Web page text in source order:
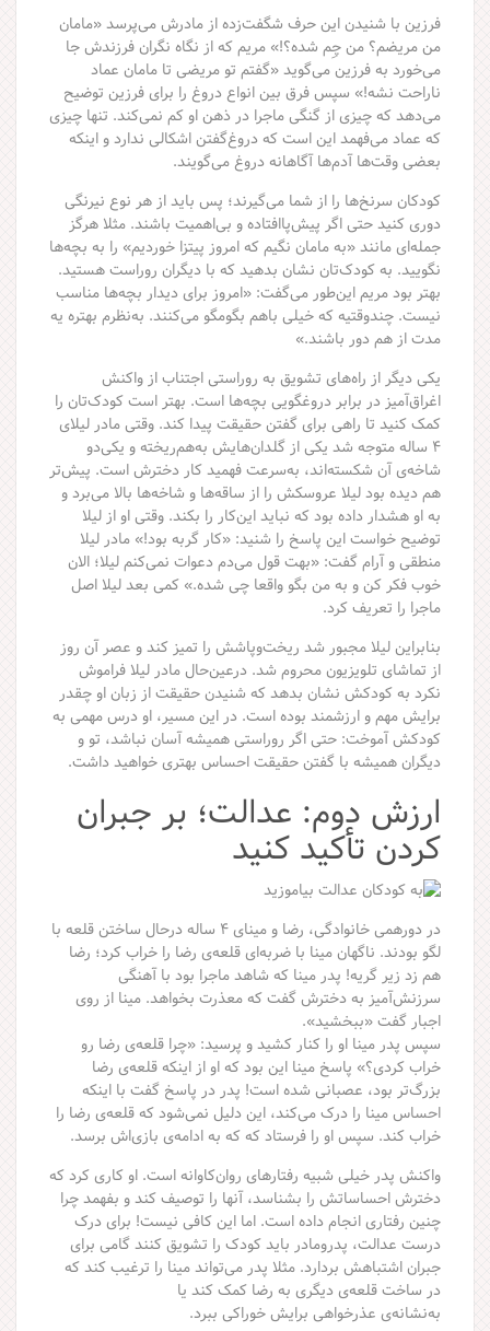
فرزین با شنیدن این حرف شگفت‌زده از مادرش می‌پرسد «مامان
من مریضم؟ من چِم شده؟!» مریم که از نگاه نگران فرزندش جا
می‌خورد به فرزین می‌گوید «گفتم تو مریضی تا مامان عماد
ناراحت نشه!» سپس فرق بین انواع دروغ را برای فرزین توضیح
می‌دهد که چیزی از گنگی ماجرا در ذهن او کم نمی‌کند. تنها چیزی
که عماد می‌فهمد این است که دروغ‌گفتن اشکالی ندارد و اینکه
بعضی وقت‌ها آدم‌ها آگاهانه دروغ می‌گویند.
کودکان سرنخ‌ها را از شما می‌گیرند؛ پس باید از هر نوع نیرنگی
دوری کنید حتی اگر پیش‌پاافتاده و بی‌اهمیت باشند. مثلا هرگز
جمله‌ای مانند «به مامان نگیم که امروز پیتزا خوردیم» را به بچه‌ها
نگویید. به کودک‌تان نشان بدهید که با دیگران روراست هستید.
بهتر بود مریم این‌طور می‌گفت: «امروز برای دیدار بچه‌ها مناسب
نیست. چندوقتیه که خیلی باهم بگومگو می‌کنند. به‌نظرم بهتره یه
مدت از هم دور باشند.»
یکی دیگر از راه‌های تشویق به روراستی اجتناب از واکنش
اغراق‌آمیز در برابر دروغگویی بچه‌ها است. بهتر است کودک‌تان را
کمک کنید تا راهی برای گفتن حقیقت پیدا کند. وقتی مادر لیلای
۴ ساله متوجه شد یکی از گلدان‌هایش به‌هم‌ریخته و یکی‌دو
شاخه‌ی آن شکسته‌اند، به‌سرعت فهمید کار دخترش است. پیش‌تر
هم دیده بود لیلا عروسکش را از ساقه‌ها و شاخه‌ها بالا می‌برد و
به او هشدار داده بود که نباید این‌کار را بکند. وقتی او از لیلا
توضیح خواست این پاسخ را شنید: «کار گربه بود!» مادر لیلا
منطقی و آرام گفت: «بهت قول می‌دم دعوات نمی‌کنم لیلا؛ الان
خوب فکر کن و به من بگو واقعا چی شده.» کمی بعد لیلا اصل
ماجرا را تعریف کرد.
بنابراین لیلا مجبور شد ریخت‌وپاشش را تمیز کند و عصر آن روز
از تماشای تلویزیون محروم شد. درعین‌حال مادر لیلا فراموش
نکرد به کودکش نشان بدهد که شنیدن حقیقت از زبان او چقدر
برایش مهم و ارزشمند بوده است. در این مسیر، او درس مهمی به
کودکش آموخت: حتی اگر روراستی همیشه آسان نباشد، تو و
دیگران همیشه با گفتن حقیقت احساس بهتری خواهید داشت.
ارزش دوم: عدالت؛ بر جبران
کردن تأکید کنید
در دورهمی خانوادگی، رضا و مینای ۴ ساله درحال ساختن قلعه با
لگو بودند. ناگهان مینا با ضربه‌ای قلعه‌ی رضا را خراب کرد؛ رضا
هم زد زیر گریه! پدر مینا که شاهد ماجرا بود با آهنگی
سرزنش‌آمیز به دخترش گفت که معذرت بخواهد. مینا از روی
اجبار گفت «ببخشید».
سپس پدر مینا او را کنار کشید و پرسید: «چرا قلعه‌ی رضا رو
خراب کردی؟» پاسخ مینا این بود که او از اینکه قلعه‌ی رضا
بزرگ‌تر بود، عصبانی شده است! پدر در پاسخ گفت با اینکه
احساس مینا را درک می‌کند، این دلیل نمی‌شود که قلعه‌ی رضا را
خراب کند. سپس او را فرستاد که که به ادامه‌ی بازی‌اش برسد.
واکنش پدر خیلی شبیه رفتارهای روان‌کاوانه‌ است. او کاری کرد که
دخترش احساساتش را بشناسد، آنها را توصیف کند و بفهمد چرا
چنین رفتاری انجام داده است. اما این کافی نیست! برای درک
درست عدالت، پدرومادر باید کودک را تشویق کنند گامی برای
جبران اشتباهش بردارد. مثلا پدر می‌تواند مینا را ترغیب کند که
در ساخت قلعه‌ی دیگری به رضا کمک کند یا
به‌نشانه‌ی عذرخواهی برایش خوراکی ببرد.